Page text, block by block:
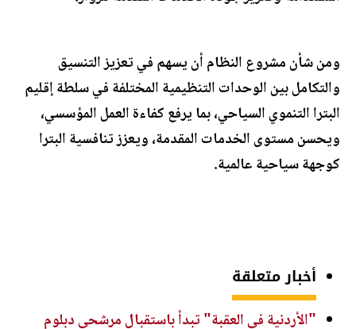
ومن شأن مشروع النظام أن يسهم في تعزيز التنسيق
والتكامل بين الوحدات التنظيمية المختلفة في سلطة إقليم
البترا التنموي السياحي، بما يرفع كفاءة العمل المؤسسي،
ويحسن مستوى الخدمات المقدمة، ويعزز تنافسية البترا
كوجهة سياحية عالمية.
أخبار متعلقة
"الأردنية في العقبة" تبدأ باستقبال مرشحي دبلوم